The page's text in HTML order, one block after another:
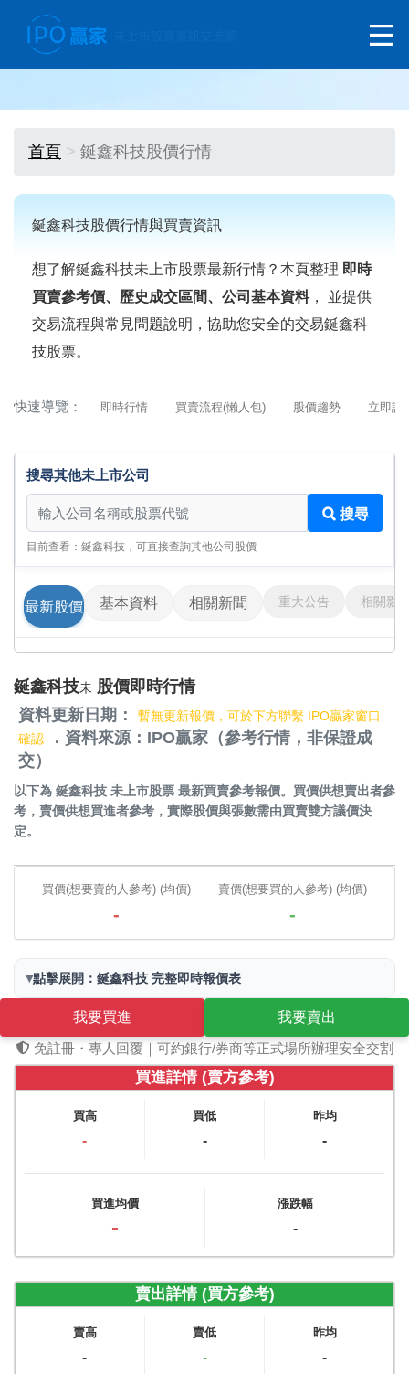
首頁 鋋鑫科技股價行情
鋋鑫科技股價行情與買賣資訊
想了解鋋鑫科技未上市股票最新行情？本頁整理 即時
買賣參考價、歷史成交區間、公司基本資料， 並提供
交易流程與常見問題說明，協助您安全的交易鋋鑫科
技股票。
快速導覽： 即時行情 買賣流程(懶人包) 股價趨勢 立即詢
搜尋其他未上市公司
搜尋其他未上市公司
搜尋
目前查看：鋋鑫科技，可直接查詢其他公司股價
最新股價 基本資料 相關新聞 重大公告 相關影
鋋鑫科技未 股價即時行情
資料更新日期：
暫無更新報價，可於下方聯繫 IPO贏家窗口
確認
．資料來源：IPO贏家（參考行情，非保證成
交）
以下為 鋋鑫科技 未上市股票 最新買賣參考報價。買價供想賣出者參
考，賣價供想買進者參考，實際股價與張數需由買賣雙方議價決
定。
買價(想要賣的人參考) (均價)
-
賣價(想要買的人參考) (均價)
-
▾點擊展開：鋋鑫科技 完整即時報價表
我要買進
我要賣出
免註冊・專人回覆｜可約銀行/券商等正式場所辦理安全交割
買進詳情 (賣方參考)
買高
-
買低
-
昨均
-
買進均價
-
漲跌幅
-
賣出詳情 (買方參考)
賣高
-
賣低
-
昨均
-